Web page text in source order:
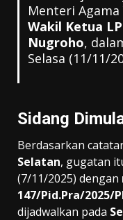
Menteri
Wakil Ketua
Nugroho,
Selasa (11/11/
Sidang
Berdasarkan
Selatan, gugatan
(7/11/2025) dengan
147/Pid.Pra/2025/
dijadwalkan pada